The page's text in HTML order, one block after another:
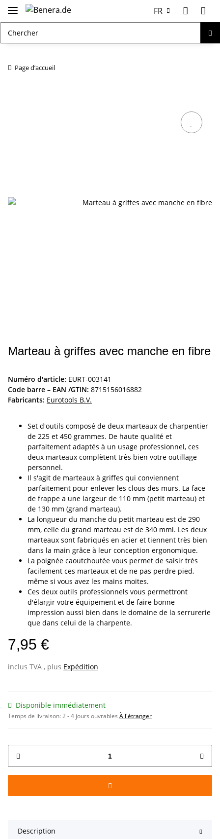
FR
Page d’accueil
Marteau à griffes avec manche en fibre
Numéro d'article: EURT-003141
Code barre – EAN /GTIN: 8715156016882
Fabricants: Eurotools B.V.
Set d'outils composé de deux marteaux de charpentier
de 225 et 450 grammes. De haute qualité et
parfaitement adaptés à un usage professionnel, ces
deux marteaux complètent très bien votre outillage
personnel.
Il s'agit de marteaux à griffes qui conviennent
parfaitement pour enlever les clous des murs. La face
de frappe a une largeur de 110 mm (petit marteau) et
de 130 mm (grand marteau).
La longueur du manche du petit marteau est de 290
mm, celle du grand marteau est de 340 mml. Les deux
marteaux sont fabriqués en acier et tiennent très bien
dans la main grâce à leur conception ergonomique.
La poignée caoutchoutée vous permet de saisir très
facilement ces marteaux et de ne pas perdre pied,
même si vous avez les mains moites.
Ces deux outils professionnels vous permettront
d'élargir votre équipement et de faire bonne
impression aussi bien dans le domaine de la serrurerie
que dans celui de la charpente.
7,95 €
inclus TVA , plus Expédition
Disponible immédiatement
Temps de livraison:2 - 4 jours ouvrables À l'étranger
Description